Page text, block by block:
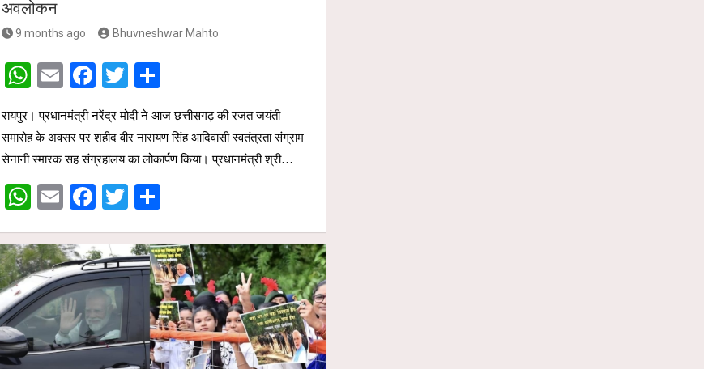
अवलोकन
9 months ago Bhuvneshwar Mahto
W
at
s
A
p
p
E
m
ail
F
a
ce
b
o
o
k
T
wi
tt
er
ar
e
रायपुर। प्रधानमंत्री नरेंद्र मोदी ने आज छत्तीसगढ़ की रजत जयंती
समारोह के अवसर पर शहीद वीर नारायण सिंह आदिवासी स्वतंत्रता संग्राम
सेनानी स्मारक सह संग्रहालय का लोकार्पण किया। प्रधानमंत्री श्री…
W
at
s
A
p
p
E
ail
F
ce
b
o
o
k
T
tt
er
ar
e